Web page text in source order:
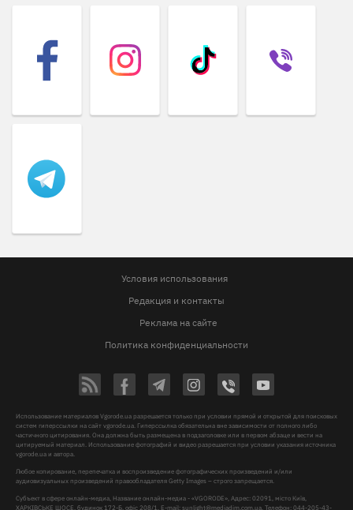
Условия использования
Редакция и контакты
Реклама на сайте
Политика конфиденциальности
Использование материалов Vgorode.ua разрешается только при условии прямой и открытой для поисковых
систем гиперссылки на сайт vgorode.ua. Гиперссылка обязательна вне зависимости от полного либо
частичного цитирования. Она должна быть размещена в подзаголовке или в первом абзаце и вести на
цитируемый материал. Использование фотографий и видео разрешается при условии указания источника
vgorode.ua и автора.
Любое копирование, перепечатка и воспроизведение фотографических произведений и/или
аудиовизуальных произведений правообладателя Getty Images – строго запрещается.
Субъект в сфере онлайн-медиа, Название онлайн-медиа - «VGORODE», Адрес: 02091, місто Київ,
ХАРКІВСЬКЕ ШОСЕ, будинок 172-Б, офіс 208/1, E-mail:sunlight@mediadim.com.ua , Телефон: 044-205-43-